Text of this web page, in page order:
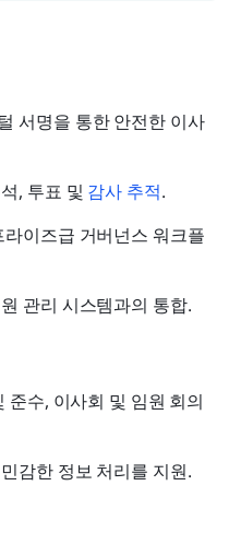
서명을 통한 안전한 이사
, 투표 및 감사 추적.
이즈급 거버넌스 워크플
관리 시스템과의 통합.
준수, 이사회 및 임원 회의
감한 정보 처리를 지원.